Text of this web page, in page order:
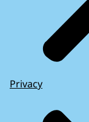
Privacy